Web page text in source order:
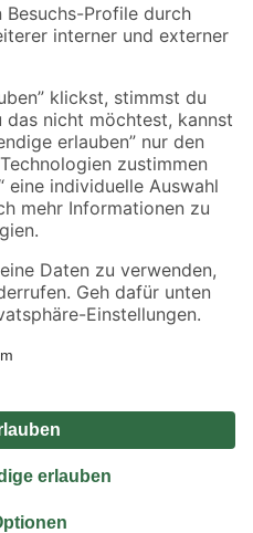
Die dargestellten Angebote sind unter
angegebenen Verfügbarkeiten beziehen
für Artikel mit Speditionsversand, hier
Vertrag widerrufen